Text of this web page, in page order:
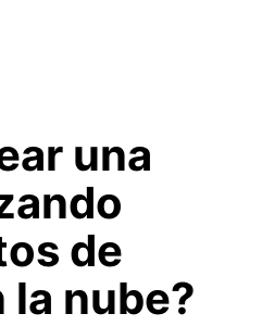
una
de
la nube?